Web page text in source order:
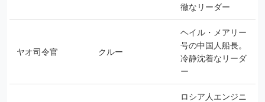
徹なリーダー
ヤオ司令官 クルー
ヘイル・メアリー
号の中国人船長。
冷静沈着なリーダ
ー
ロシア人エンジニ